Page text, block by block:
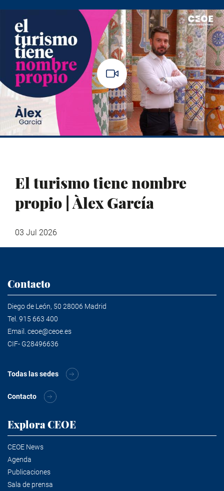
El turismo tiene nombre
propio | Àlex García
03 Jul 2026
Contacto
Diego de León, 50 28006 Madrid
Tel. 915 663 400
Email. ceoe@ceoe.es
CIF- G28496636
Todas las sedes
Contacto
Explora CEOE
CEOE News
Agenda
Publicaciones
Sala de prensa